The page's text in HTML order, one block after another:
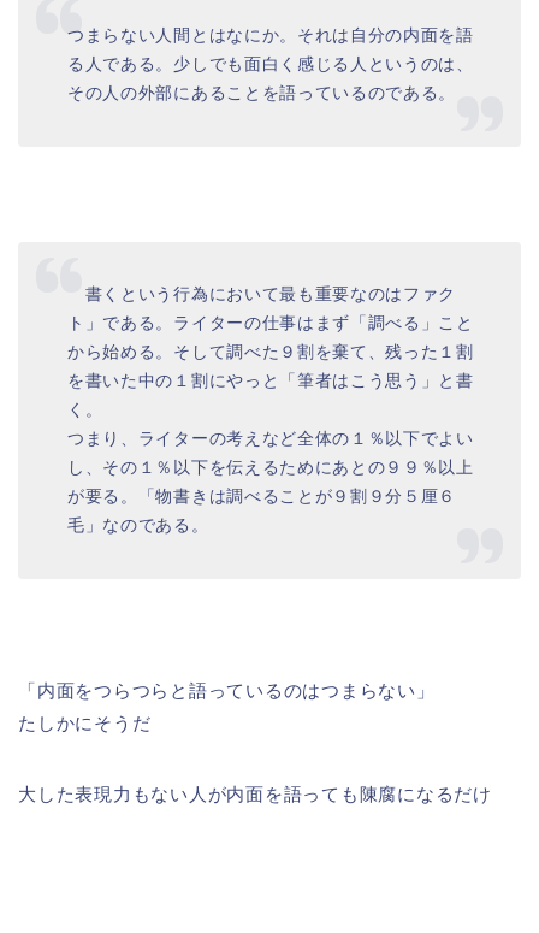
つまらない人間とはなにか。それは自分の内面を語
る人である。少しでも面白く感じる人というのは、
その人の外部にあることを語っているのである。
書くという行為において最も重要なのはファク
ト」である。ライターの仕事はまず「調べる」こと
から始める。そして調べた９割を棄て、残った１割
を書いた中の１割にやっと「筆者はこう思う」と書
く。
つまり、ライターの考えなど全体の１％以下でよい
し、その１％以下を伝えるためにあとの９９％以上
が要る。「物書きは調べることが９割９分５厘６
毛」なのである。
「内面をつらつらと語っているのはつまらない」
たしかにそうだ
大した表現力もない人が内面を語っても陳腐になるだけ